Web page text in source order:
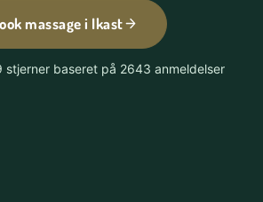
massage i Ikast
stjerner baseret på 2643 anmeldelser